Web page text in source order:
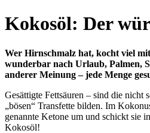
Kokosöl: Der
Wer Hirnschmalz hat, kocht viel
wunderbar nach Urlaub, Palmen,
anderer Meinung – jede Menge
Gesättigte Fettsäuren – sind die
„bösen“ Transfette bilden. Im
genannte Ketone um und schickt sie
Kokosöl!